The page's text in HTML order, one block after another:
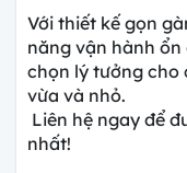
Với thiết kế gọn
năng vận hành
chọn lý tưởng cho
vừa và nhỏ.
Liên hệ ngay để
nhất!